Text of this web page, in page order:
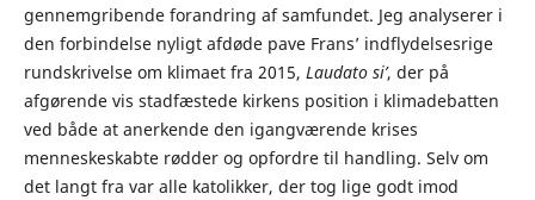
gennemgribende forandring af samfundet. Jeg analyserer i
den forbindelse nyligt afdøde pave Frans’ indflydelsesrige
rundskrivelse om klimaet fra 2015, Laudato si’, der på
afgørende vis stadfæstede kirkens position i klimadebatten
ved både at anerkende den igangværende krises
menneskeskabte rødder og opfordre til handling. Selv om
det langt fra var alle katolikker, der tog lige godt imod